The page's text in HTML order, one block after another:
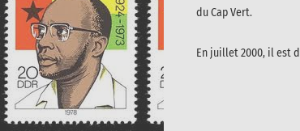
du Cap Vert.
En juillet 2000, il est